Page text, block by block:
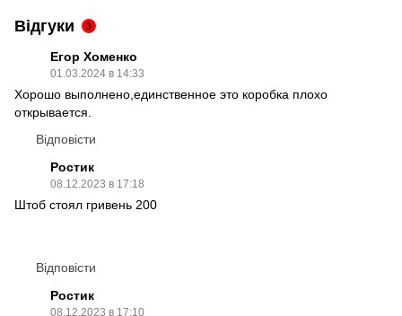
Відгуки 3
Егор Хоменко
01.03.2024 в 14:33
Хорошо выполнено,единственное это коробка плохо
открывается.
Відповісти
Ростик
08.12.2023 в 17:18
Штоб стоял гривень 200
Відповісти
Ростик
08.12.2023 в 17:10